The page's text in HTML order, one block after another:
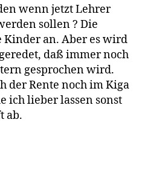
wenn jetzt Lehrer
sollen ? Die
Kinder an. Aber es wird
daß immer noch
gesprochen wird.
der Rente noch im Kiga
ich lieber lassen sonst
ab.